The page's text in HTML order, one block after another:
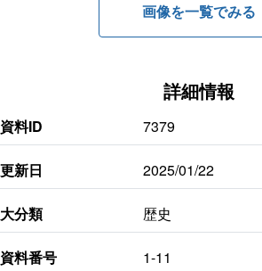
画像を一覧でみる
詳細情報
資料ID 7379
更新日 2025/01/22
大分類 歴史
資料番号 1-11